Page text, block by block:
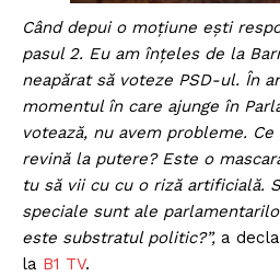
Când depui o moţiune eşti
pasul 2. Eu am înţeles de la
neapărat să voteze PSD-ul. În
momentul în care ajunge în
votează, nu avem probleme. Ce
revină la putere? Este o
tu să vii cu cu o riză artificială.
speciale sunt ale
este substratul politic?”, a
la B1 TV.